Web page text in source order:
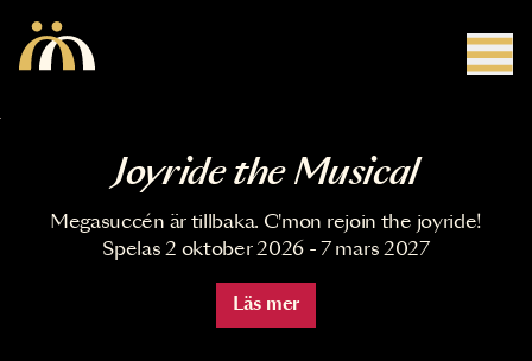
Joyride the Musical
Megasuccén är tillbaka. C'mon rejoin the joyride!
Spelas 2 oktober 2026 - 7 mars 2027
Läs mer